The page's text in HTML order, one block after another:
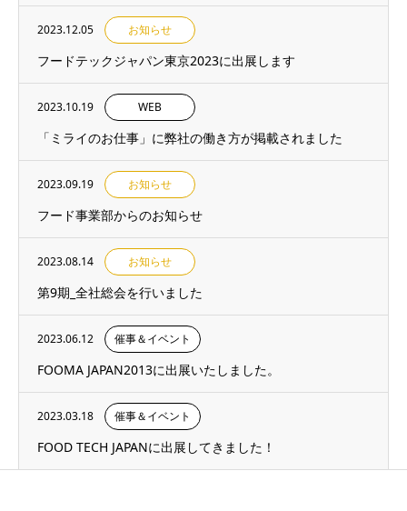
2023.12.05 お知らせ
フードテックジャパン東京2023に出展します
2023.10.19 WEB
「ミライのお仕事」に弊社の働き方が掲載されました
2023.09.19 お知らせ
フード事業部からのお知らせ
2023.08.14 お知らせ
第9期_全社総会を行いました
2023.06.12 催事＆イベント
FOOMA JAPAN2013に出展いたしました。
2023.03.18 催事＆イベント
FOOD TECH JAPANに出展してきました！